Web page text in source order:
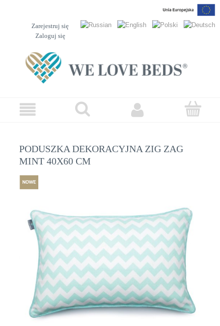
Zarejestruj się
Zaloguj się
PODUSZKA DEKORACYJNA ZIG ZAG
MINT 40X60 CM